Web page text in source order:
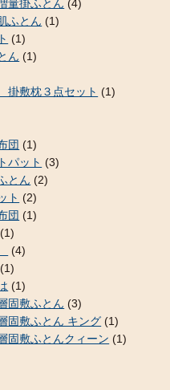
量掛ふとん (4)
ふとん (1)
(1)
ん (1)
掛敷枕３点セット (1)
団 (1)
パット (3)
とん (2)
ト (2)
団 (1)
(1)
(4)
(1)
(1)
固敷ふとん (3)
固敷ふとん キング (1)
固敷ふとんクィーン (1)